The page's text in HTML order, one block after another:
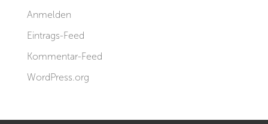
Anmelden
Eintrags-Feed
Kommentar-Feed
WordPress.org